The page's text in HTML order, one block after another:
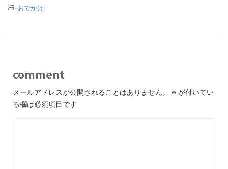
-おでかけ
comment
メールアドレスが公開されることはありません。 ※ が付いてい
る欄は必須項目です